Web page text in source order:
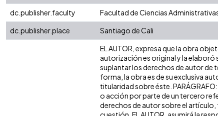
dc.publisher.faculty
Facultad de Ciencias Administrativas
dc.publisher.place
Santiago de Cali
EL AUTOR, expresa que la obra
autorización es original y la elaboró
suplantar los derechos de autor de
forma, la obra es de su exclusiva
titularidad sobre éste. PARÁGRAFO:
o acción por parte de un tercero
derechos de autor sobre el artículo,